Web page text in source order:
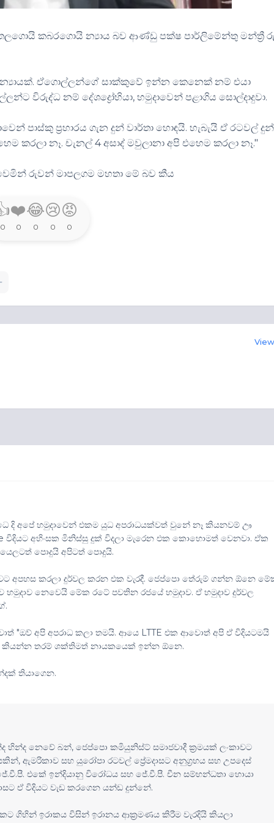
කබරගොයි න්‍යාය බව ආණ්ඩු පක්ෂ පාර්ලිමේන්තු මන්ත්‍රී
ඒගොල්ලන්ගේ සාක්කුවේ ඉන්න කෙනෙක් නම් එයා
විරුද්ධ නම් දේශද්‍රෝහියා, හමුදාවෙන් පළාගිය සොල්දාදුවා.
පාස්කු ප්‍රහාරය ගැන දුන් වාර්තා හොඳයි. හැබැයි ඒ රටවල්
කරලා නෑ. චැනල් 4 අසාද් මවුලානා අපි එහෙම කරලා නෑ."
රුවන් මාපලගම මහතා මේ බව කීය
0
❤️
0
😂
0
😢
0
😡
0
දි අපේ හමුදාවෙන් එකම යුධ අපරාධයක්වත් වුනේ නෑ කියනවම් ඌ
අහිංසක මිනිස්සු දුක් විදලා මැරෙන එක කොහොමත් වෙනවා. ඒක
පොදුයි අපිටත් පොදුයි.
අපහස කරලා දුර්වල කරන එක වැරදී. ජෙප්පො තේරුම් ගන්න ඕනෙ
නෙවෙයි මේක රටේ පවතින රජයේ හමුදාව. ඒ හමුදාව දුර්වල
"ඔව් අපි අපරාධ කලා තමයි. ආයෙ LTTE එක ආවොත් අපි ඒ විදියටමයි
තරම් ශක්තිමත් නායකයෙක් ඉන්න ඕනෙ.
තියාගෙන.
හින්ද නෙවේ බන්, ජෙප්පො කමියුනිස්ට් සමාජවාදී ක්‍රමයක් ලංකාවට
ඇමරිකාව සහ යුරෝපා රටවල් ප්‍රේමදාසට අනුග්‍රහය සහ උපදෙස්
එකේ ඉන්දියානු විරෝධය සහ ජේ.වී.පී. චීන සම්භන්ධතා හොයා
ඒ විදියට වැඩ කරගෙන යන්ඩ දුන්නේ.
ගිහින් ඉරාකය විසින් ඉරානය ආක්‍රමණය කිරීම වැරදියි කියලා